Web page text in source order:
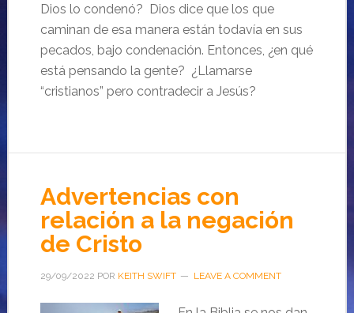
Dios lo condenó? Dios dice que los que
caminan de esa manera están todavía en sus
pecados, bajo condenación. Entonces, ¿en qué
está pensando la gente? ¿Llamarse
“cristianos” pero contradecir a Jesús?
Advertencias con
relación a la negación
de Cristo
29/09/2022 POR KEITH SWIFT LEAVE A COMMENT